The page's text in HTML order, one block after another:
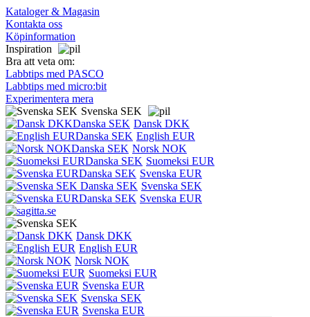
Kataloger & Magasin
Kontakta oss
Köpinformation
Inspiration
Bra att veta om:
Labbtips med PASCO
Labbtips med micro:bit
Experimentera mera
Svenska SEK
Dansk DKK
English EUR
Norsk NOK
Suomeksi EUR
Svenska EUR
Svenska SEK
Svenska EUR
Dansk DKK
English EUR
Norsk NOK
Suomeksi EUR
Svenska EUR
Svenska SEK
Svenska EUR